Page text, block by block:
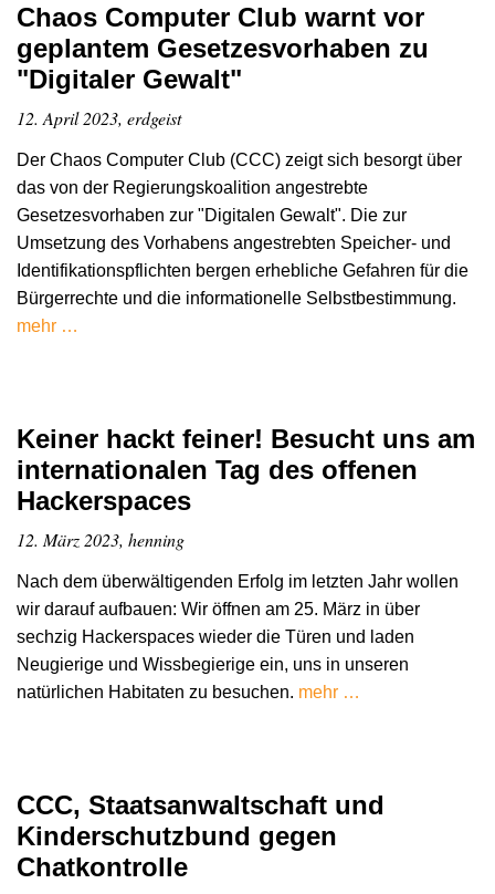
Chaos Computer Club warnt vor
geplantem Gesetzesvorhaben zu
"Digitaler Gewalt"
12. April 2023, erdgeist
Der Chaos Computer Club (CCC) zeigt sich besorgt über
das von der Regierungskoalition angestrebte
Gesetzesvorhaben zur "Digitalen Gewalt". Die zur
Umsetzung des Vorhabens angestrebten Speicher- und
Identifikationspflichten bergen erhebliche Gefahren für die
Bürgerrechte und die informationelle Selbstbestimmung.
mehr …
Keiner hackt feiner! Besucht uns am
internationalen Tag des offenen
Hackerspaces
12. März 2023, henning
Nach dem überwältigenden Erfolg im letzten Jahr wollen
wir darauf aufbauen: Wir öffnen am 25. März in über
sechzig Hackerspaces wieder die Türen und laden
Neugierige und Wissbegierige ein, uns in unseren
natürlichen Habitaten zu besuchen. mehr …
CCC, Staatsanwaltschaft und
Kinderschutzbund gegen
Chatkontrolle